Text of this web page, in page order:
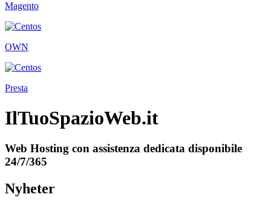
Magento
OWN
Presta
IlTuoSpazioWeb.it
Web Hosting con assistenza dedicata disponibile
24/7/365
Nyheter